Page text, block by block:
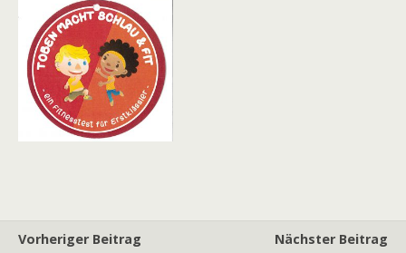
Vorheriger Beitrag
Nächster Beitrag